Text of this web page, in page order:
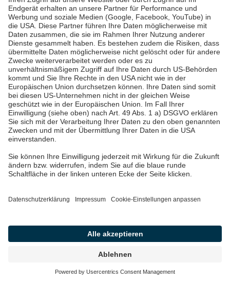
Auch das aktuelleHUK-E-Barometerzeigt:Immer
mehr Fahrer:innen wechseln vom Verbrenner zum
Elektroauto(👈). Im zweiten Quartal 2025 lag der
Anteil solcher Fahrzeugwechsel bei rund 5,5 %, und
die Begeisterung für Elektromobilität wächst weiter.
🔋Zusammenfassung Mythos #7:
Immer mehr Menschen entdecken die Vorteile des
elektrischen Fahrens. Die Kombination aus
technologischem Fortschritt, staatlicher Förderung
und wachsender Begeisterung sorgt dafür, dass
sondern längst Teil unseres Alltags.
Elektromobilität positiv gegenüber